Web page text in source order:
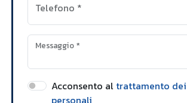
Telefono *
Messaggio*
Acconsento al trattamento